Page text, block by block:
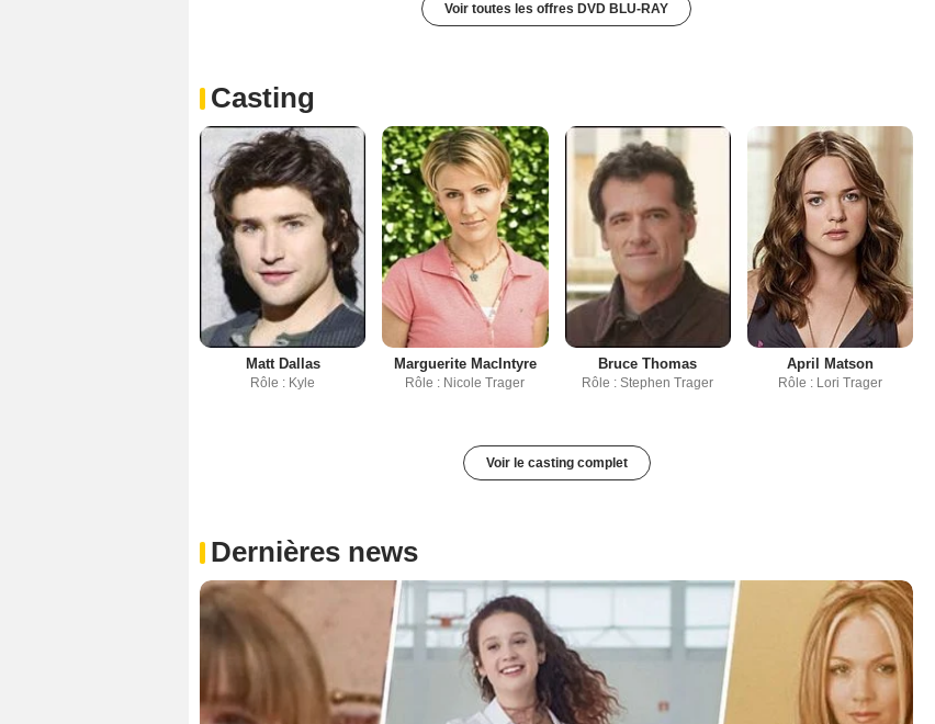
Voir toutes les offres DVD BLU-RAY
Casting
Matt Dallas
Rôle : Kyle
Marguerite MacIntyre
Rôle : Nicole Trager
Bruce Thomas
Rôle : Stephen Trager
April Matson
Rôle : Lori Trager
Voir le casting complet
Dernières news